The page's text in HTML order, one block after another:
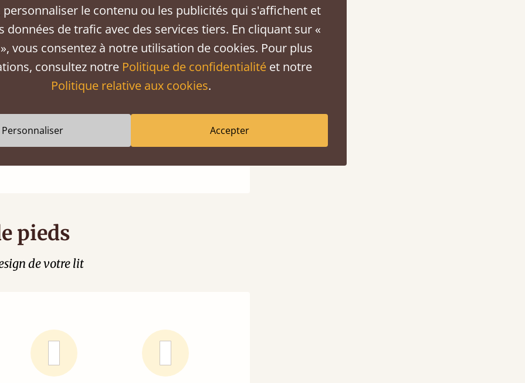
Frêne Noyer Sapelli
pieds
de votre lit
personnaliser le contenu ou les publicités qui s'affichent et
données de trafic avec des services tiers. En cliquant sur «
vous consentez à notre utilisation de cookies. Pour plus
consultez notre Politique de confidentialitéet notre
Politique relative aux cookies.
Personnaliser Accepter